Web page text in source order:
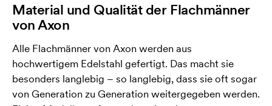
Material und Qualität der Flachmänner
von Axon
Alle Flachmänner von Axon werden aus
hochwertigem Edelstahl gefertigt. Das macht sie
besonders langlebig – so langlebig, dass sie oft sogar
von Generation zu Generation weitergegeben werden.